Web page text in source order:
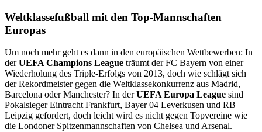
Weltklassefußball mit den Top-Mannschaften
Europas
Um noch mehr geht es dann in den europäischen Wettbewerben: In
derUEFA Champions League träumt der FC Bayern von einer
Wiederholung des Triple-Erfolgs von 2013, doch wie schlägt sich
der Rekordmeister gegen die Weltklassekonkurrenz aus Madrid,
Barcelona oder Manchester? In derUEFA Europa League sind
Pokalsieger Eintracht Frankfurt, Bayer 04 Leverkusen und RB
Leipzig gefordert, doch leicht wird es nicht gegen Topvereine wie
die Londoner Spitzenmannschaften von Chelsea und Arsenal.